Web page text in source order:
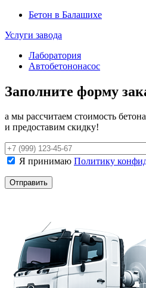
Бетон в Балашихе
Услуги завода
Лаборатория
Автобетононасос
Заполните форму
а мы рассчитаем стоимость
и предоставим скидку!
Я принимаю Политику